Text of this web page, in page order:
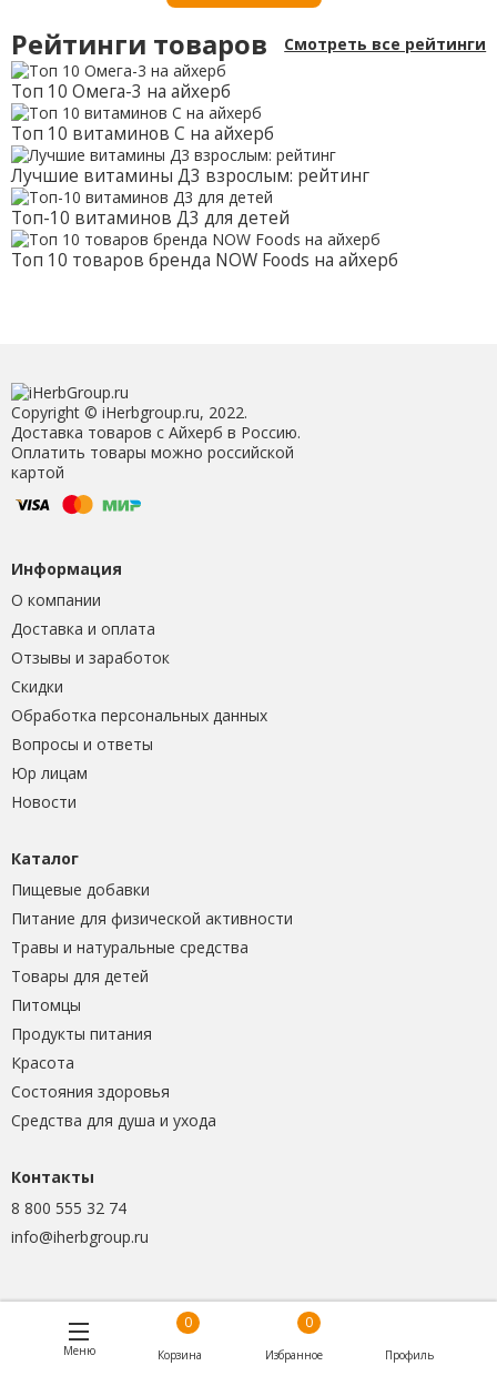
Рейтинги товаров Смотреть все рейтинги
Топ 10 Омега-3 на айхерб
Топ 10 витаминов С на айхерб
Лучшие витамины Д3 взрослым: рейтинг
Топ-10 витаминов Д3 для детей
Топ 10 товаров бренда NOW Foods на айхерб
Copyright © iHerbgroup.ru, 2022.
Доставка товаров с Айхерб в Россию.
Оплатить товары можно российской
картой
Информация
О компании
Доставка и оплата
Отзывы и заработок
Скидки
Обработка персональных данных
Вопросы и ответы
Юр лицам
Новости
Каталог
Пищевые добавки
Питание для физической активности
Травы и натуральные средства
Товары для детей
Питомцы
Продукты питания
Красота
Состояния здоровья
Средства для душа и ухода
Контакты
8 800 555 32 74
info@iherbgroup.ru
Меню
0
Корзина
0
Избранное Профиль